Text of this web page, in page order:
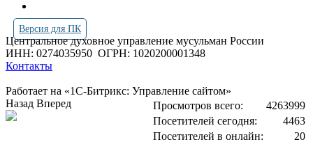
Версия для ПК
Центральное духовное управление мусульман России
ИНН: 0274035950 ОГРН: 1020200001348
Контакты
Работает на «1С-Битрикс: Управление сайтом»
Просмотров всего:
4263999
Посетителей сегодня:
4463
Посетителей в онлайн:
20
Назад Вперед